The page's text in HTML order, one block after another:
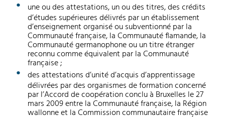
une ou des attestations, un ou des titres, des crédits
d’études supérieures délivrés par un établissement
d’enseignement organisé ou subventionné par la
Communauté française, la Communauté flamande, la
Communauté germanophone ou un titre étranger
reconnu comme équivalent par la Communauté
française ;
des attestations d’unité d’acquis d’apprentissage
délivrées par des organismes de formation concerné
par l’Accord de coopération conclu à Bruxelles le 27
mars 2009 entre la Communauté française, la Région
wallonne et la Commission communautaire française